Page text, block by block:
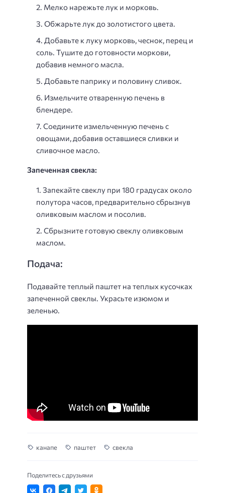
Мелко нарежьте лук и морковь.
Обжарьте лук до золотистого цвета.
Добавьте к луку морковь, чеснок, перец и
соль. Тушите до готовности моркови,
добавив немного масла.
Добавьте паприку и половину сливок.
Измельчите отваренную печень в
блендере.
Соедините измельченную печень с
овощами, добавив оставшиеся сливки и
сливочное масло.
Запеченная свекла:
Запекайте свеклу при 180 градусах около
полутора часов, предварительно сбрызнув
оливковым маслом и посолив.
Сбрызните готовую свеклу оливковым
маслом.
Подача:
Подавайте теплый паштет на теплых кусочках
запеченной свеклы. Украсьте изюмом и
зеленью.
канапе паштет свекла
Поделитесь с друзьями